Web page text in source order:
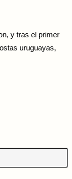
y tras el primer
uruguayas,